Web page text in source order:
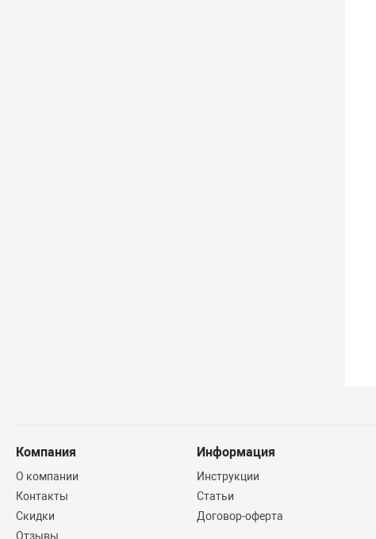
Компания
О компании
Контакты
Скидки
Отзывы
Информация
Инструкции
Статьи
Договор-оферта